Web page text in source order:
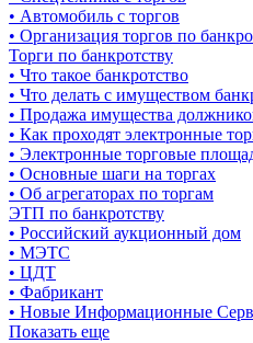
• Автомобиль с торгов
• Организация торгов по
Торги по банкротству
• Что такое банкротство
• Что делать с имуществом
• Продажа имущества
• Как проходят электронные
• Электронные торговые
• Основные шаги на торгах
• Об агрегаторах по торгам
ЭТП по банкротству
• Российский аукционный дом
• МЭТС
• ЦДТ
• Фабрикант
• Новые Информационные
Показать еще